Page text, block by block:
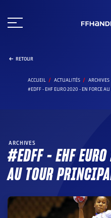
au
RETOUR
ACCUEIL ACTUALITÉS
ARCHIVES
#EDFF - EHF EURO 2020 - EN FORCE
ARCHIVES
#EDFF – EHF
AU TOUR